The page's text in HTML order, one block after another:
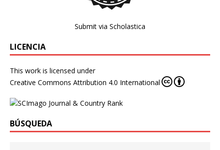
Submit via Scholastica
LICENCIA
This work is licensed under
Creative Commons Attribution 4.0 International
BÚSQUEDA